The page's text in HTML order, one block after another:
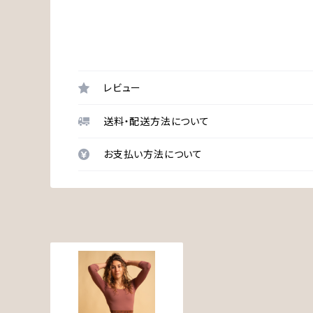
レビュー
送料・配送方法について
お支払い方法について